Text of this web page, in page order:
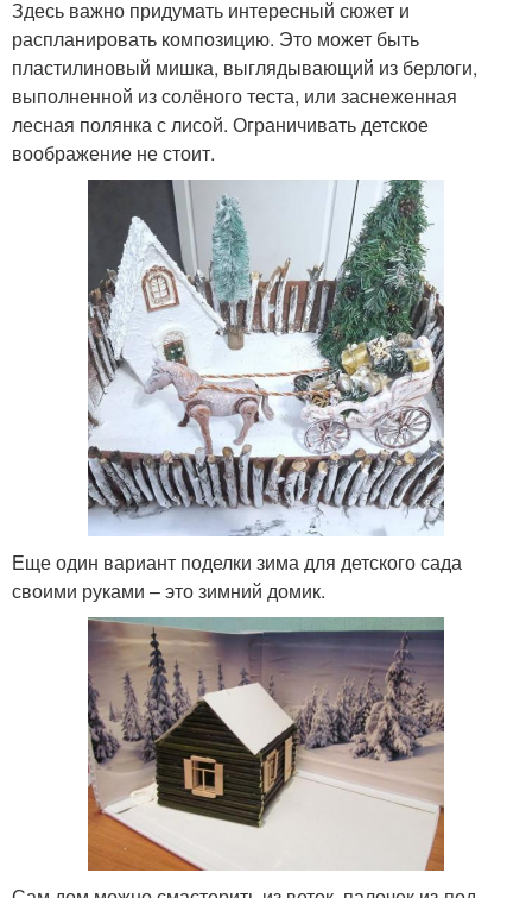
Здесь важно придумать интересный сюжет и
распланировать композицию. Это может быть
пластилиновый мишка, выглядывающий из берлоги,
выполненной из солёного теста, или заснеженная
лесная полянка с лисой. Ограничивать детское
воображение не стоит.
Еще один вариант поделки зима для детского сада
своими руками – это зимний домик.